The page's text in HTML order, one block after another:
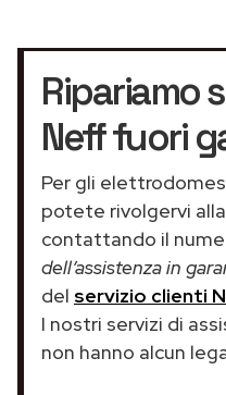
Ripariamo
Neff fuori
Per gli
potete rivolgervi
contattando il
dell’assistenza in
del servizio clienti
I nostri servizi di
non hanno alcun